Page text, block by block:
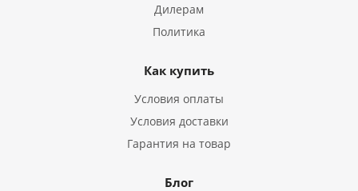
Дилерам
Политика
Как купить
Условия оплаты
Условия доставки
Гарантия на товар
Блог